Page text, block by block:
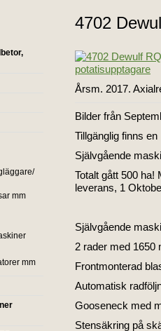
mm
mm
4702
Årsm. 2017.
Bilder från
Tillgänglig finns
Självgående
Totalt gått 500
leverans, 1
Självgående
2 rader med 1650
Frontmonterad
Automatisk
Gooseneck med
Stensäkring på